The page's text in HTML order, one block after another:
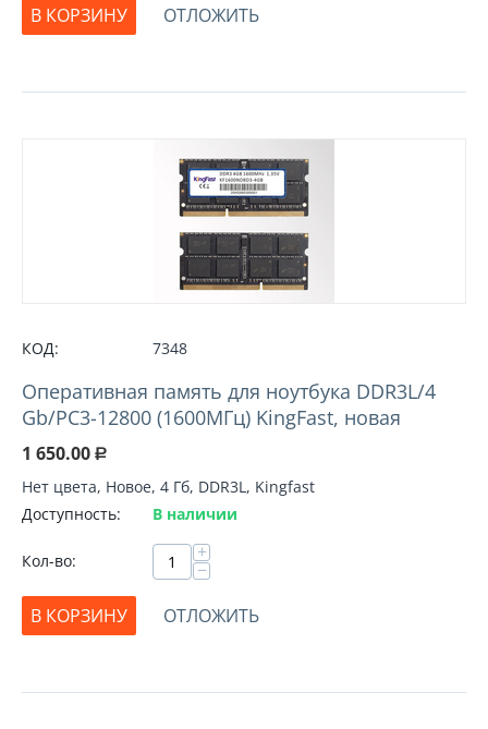
В КОРЗИНУ
ОТЛОЖИТЬ
КОД: 7348
Оперативная память для ноутбука DDR3L/4
Gb/PC3-12800 (1600МГц) KingFast, новая
1 650.00 Р
Нет цвета, Новое, 4 Гб, DDR3L, Kingfast
Доступность:
В наличии
Кол-во: +
−
В КОРЗИНУ
ОТЛОЖИТЬ